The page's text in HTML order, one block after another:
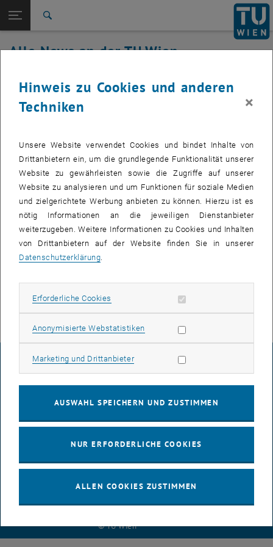
TU Login
Quicklinks
Quicklinks-Menü umschalten
Studium
International
Zur 1. Menü Ebene
Alle News
Zurück: Subseiten von TU Wien Startseite auflisten
Zurück zur letzten Ebene:
TU Wien Startseite
Alle News an der TU Wien
21. September 2023
TUownCloud/TUproCloud
Erstellt vonMichael Roth
Am 21.09.2023 wird zwischen 08:30 und 09:30 ein
Security Update der ownCloud Software durchgeführt.
Während des Software Updates kommt es zu einem Ausfall des
halten.
© TU Wien# 116210
IMPRESSUM
BARRIEREFREIHEITSERKLÄRUNG
DATENSCHUTZERKLÄRUNG (PDF)
COOKIEEINSTELLUNGEN
Hinweis zu Cookies und anderen
Techniken
×
Unsere Website verwendet Cookies und bindet Inhalte von
Drittanbietern ein, um die grundlegende Funktionalität unserer
Website zu gewährleisten sowie die Zugriffe auf unserer
Website zu analysieren und um Funktionen für soziale Medien
und zielgerichtete Werbung anbieten zu können. Hierzu ist es
nötig Informationen an die jeweiligen Dienstanbieter
weiterzugeben. Weitere Informationen zu Cookies und Inhalten
von Drittanbietern auf der Website finden Sie in unserer
Datenschutzerklärung.
Erforderliche Cookies Erforderliche Cookies zulassen
Anonymisierte WebstatistikenStatistik Cookies zulassen
Marketing und DrittanbieterMarketing Cookies zulassen
AUSWAHL SPEICHERN UND ZUSTIMMEN
NUR ERFORDERLICHE COOKIES
ALLEN COOKIES ZUSTIMMEN